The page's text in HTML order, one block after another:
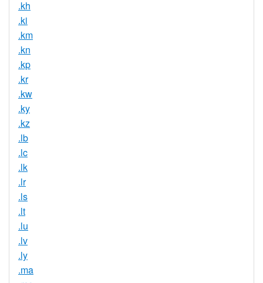
.kh
.ki
.km
.kn
.kp
.kr
.kw
.ky
.kz
.lb
.lc
.lk
.lr
.ls
.lt
.lu
.lv
.ly
.ma